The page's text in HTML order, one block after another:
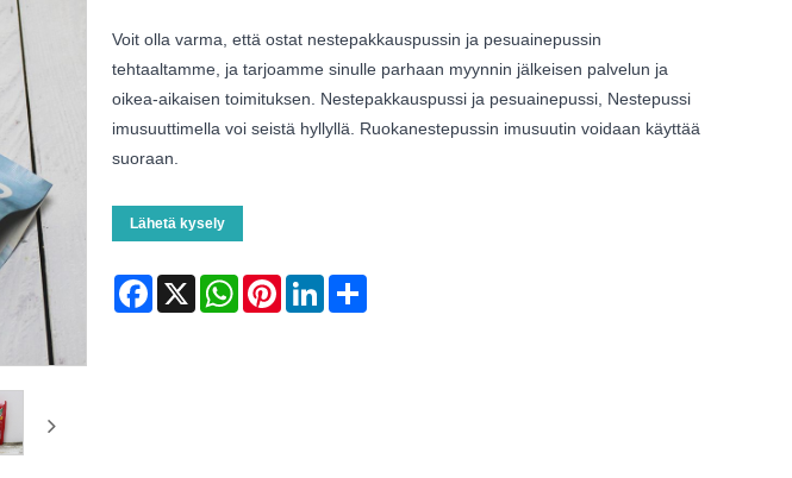
Voit olla varma, että ostat nestepakkauspussin ja pesuainepussin
tehtaaltamme, ja tarjoamme sinulle parhaan myynnin jälkeisen palvelun ja
oikea-aikaisen toimituksen. Nestepakkauspussi ja pesuainepussi, Nestepussi
imusuuttimella voi seistä hyllyllä. Ruokanestepussin imusuutin voidaan käyttää
suoraan.
Lähetä kysely
Facebook
X WhatsAppPinterestLinkedInShare